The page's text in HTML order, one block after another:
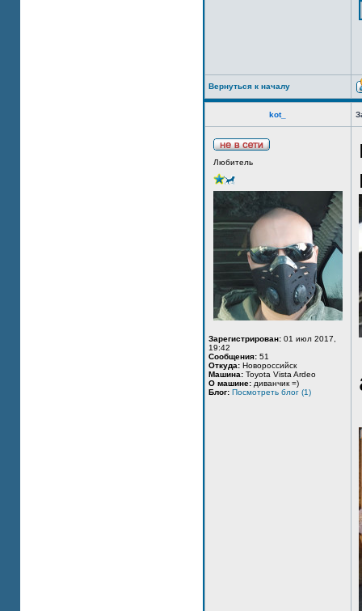
Вернуться к началу
kot_
Любитель
Зарегистрирован: 01 июл 2017,
19:42
Сообщения: 51
Откуда: Новороссийск
Машина: Toyota Vista Ardeo
О машине: диванчик =)
Блог: Посмотреть блог (1)